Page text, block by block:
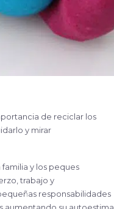
de reciclar los
y mirar
y los peques
trabajo y
responsabilidades